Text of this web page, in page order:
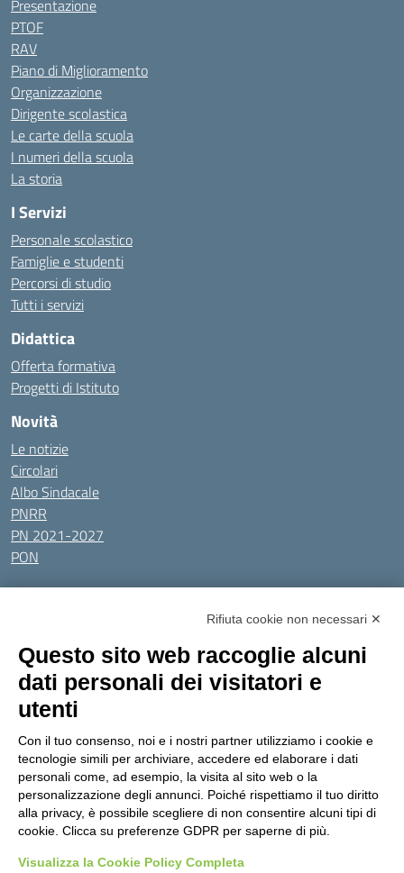
Presentazione
PTOF
RAV
Piano di Miglioramento
Organizzazione
Dirigente scolastica
Le carte della scuola
I numeri della scuola
La storia
I Servizi
Personale scolastico
Famiglie e studenti
Percorsi di studio
Tutti i servizi
Didattica
Offerta formativa
Progetti di Istituto
Novità
Le notizie
Circolari
Albo Sindacale
PNRR
PN 2021-2027
PON
Tutti gli argomenti
Amministrazione Trasparente
Privacy Policy
Dichiarazione di accessibilitàObiettivi di accessibilità
Seguici su:
Indirizzo:Via Gaetano Donizetti 30, Collegno
Centralino:0114053925 Email: toic8cg002@istruzione.it
Posta elettronica certificata (PEC):toic8cg002@pec.istruzione.it
Codice fiscale: 95641450010
Codice Indice delle Pubbliche Amministrazioni (IPA): D0ZZDV0V
Rifiuta cookie non necessari ✕
Questo sito web raccoglie alcuni
dati personali dei visitatori e
utenti
Con il tuo consenso, noi e i nostri partner utilizziamo i cookie e
tecnologie simili per archiviare, accedere ed elaborare i dati
personali come, ad esempio, la visita al sito web o la
personalizzazione degli annunci. Poiché rispettiamo il tuo diritto
alla privacy, è possibile scegliere di non consentire alcuni tipi di
cookie. Clicca su preferenze GDPR per saperne di più.
Visualizza la Cookie Policy Completa